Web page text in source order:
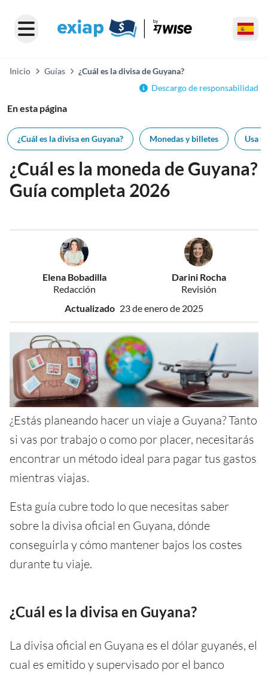
Inicio Guías
¿Cuál es la divisa de Guyana?
Descargo de responsabilidad
En esta página
¿Cuál es la divisa en Guyana? Monedas y billetes Usa
¿Cuál es la moneda de Guyana?
Guía completa 2026
Elena Bobadilla
Redacción
Darini Rocha
Revisión
Actualizado 23 de enero de 2025
¿Estás planeando hacer un viaje a Guyana? Tanto
si vas por trabajo o como por placer, necesitarás
encontrar un método ideal para pagar tus gastos
mientras viajas.
Esta guía cubre todo lo que necesitas saber
sobre la divisa oficial en Guyana, dónde
conseguirla y cómo mantener bajos los costes
durante tu viaje.
¿Cuál es la divisa en Guyana?
La divisa oficial en Guyana es el dólar guyanés, el
cual es emitido y supervisado por el banco